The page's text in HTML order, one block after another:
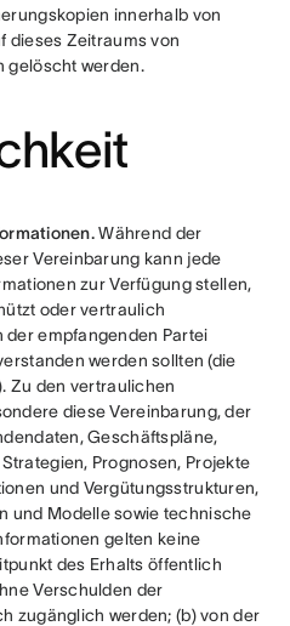
innerhalb von
dieses Zeitraums von
gelöscht werden.
Während der
Vereinbarung kann jede
zur Verfügung stellen,
oder vertraulich
empfangenden Partei
werden sollten (die
Zu den vertraulichen
diese Vereinbarung, der
Geschäftspläne,
Prognosen, Projekte
und Vergütungsstrukturen,
und Modelle sowie technische
gelten keine
des Erhalts öffentlich
Verschulden der
zugänglich werden; (b) von der